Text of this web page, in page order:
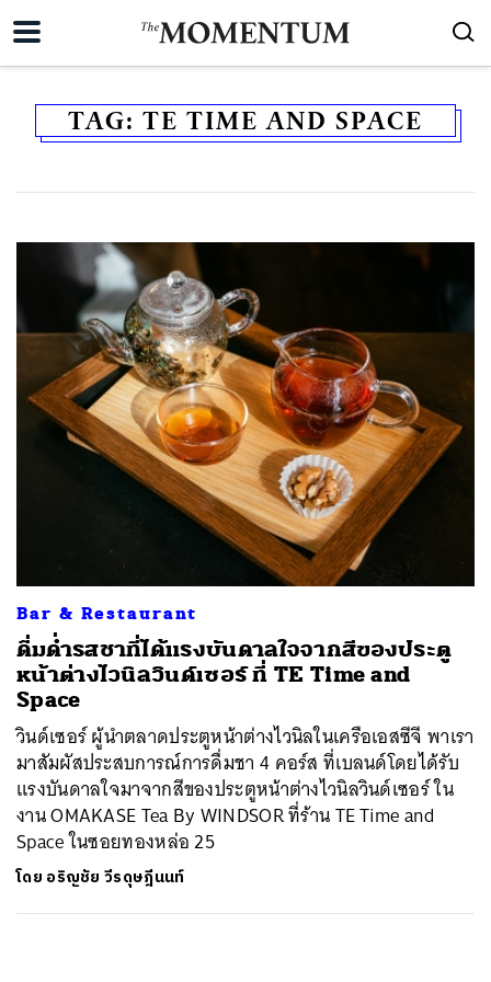
TAG: TE TIME AND SPACE
Bar & Restaurant
ดื่มด่ำรสชาที่ได้แรงบันดาลใจจากสีของประตู
หน้าต่างไวนิลวินด์เซอร์ ที่ TE Time and
Space
วินด์เซอร์ ผู้นำตลาดประตูหน้าต่างไวนิลในเครือเอสซีจี พาเรา
มาสัมผัสประสบการณ์การดื่มชา 4 คอร์ส ที่เบลนด์โดยได้รับ
แรงบันดาลใจมาจากสีของประตูหน้าต่างไวนิลวินด์เซอร์ ใน
งาน OMAKASE Tea By WINDSOR ที่ร้าน TE Time and
Space ในซอยทองหล่อ 25
โดย อริญชัย วีรดุษฎีนนท์
SHARE TWEET